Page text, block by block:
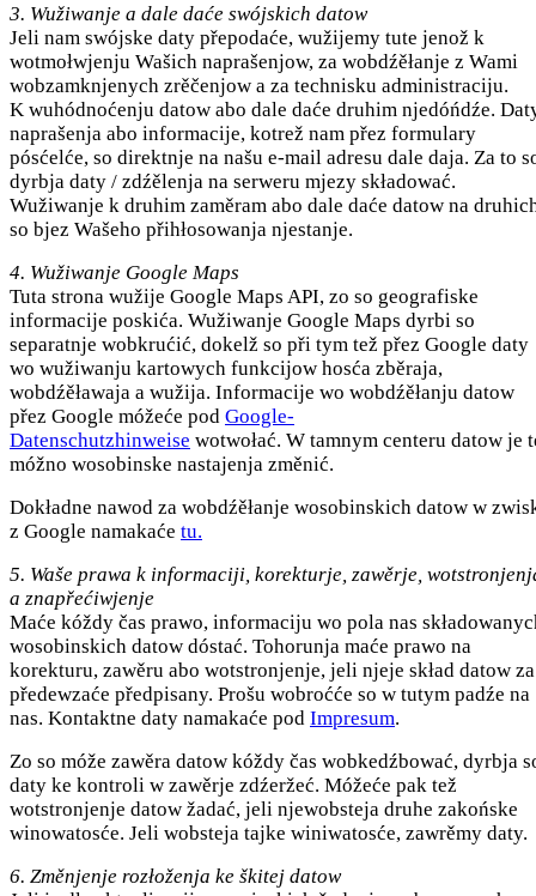
3. Wužiwanje a dale daće swójskich datow
Jeli nam swójske daty přepodaće, wužijemy tute jenož k
wotmołwjenju Wašich naprašenjow, za wobdźěłanje z Wami
wobzamknjenych zrěčenjow a za technisku administraciju.
K wuhódnoćenju datow abo dale daće druhim njedóńdźe.
naprašenja abo informacije, kotrež nam přez formulary
pósćelće, so direktnje na našu e-mail adresu dale daja. Za to
dyrbja daty / zdźělenja na serweru mjezy składować.
Wužiwanje k druhim zaměram abo dale daće datow na
so bjez Wašeho přihłosowanja njestanje.
4. Wužiwanje Google Maps
Tuta strona wužije Google Maps API, zo so geografiske
informacije poskića. Wužiwanje Google Maps dyrbi so
separatnje wobkrućić, dokelž so při tym tež přez Google daty
wo wužiwanju kartowych funkcijow hosća zběraja,
wobdźěławaja a wužija. Informacije wo wobdźěłanju datow
přez Google móžeće pod Google-
Datenschutzhinweise wotwołać. W tamnym centeru datow je
móžno wosobinske nastajenja změnić.
Dokładne nawod za wobdźěłanje wosobinskich datow w
z Google namakaće tu.
5. Waše prawa k informaciji, korekturje, zawěrje,
a znapřećiwjenje
Maće kóždy čas prawo, informaciju wo pola nas
wosobinskich datow dóstać. Tohorunja maće prawo na
korekturu, zawěru abo wotstronjenje, jeli njeje skład datow za
předewzaće předpisany. Prošu wobroćće so w tutym padźe na
nas. Kontaktne daty namakaće pod Impresum.
Zo so móže zawěra datow kóždy čas wobkedźbować, dyrbja
daty ke kontroli w zawěrje zdźeržeć. Móžeće pak tež
wotstronjenje datow žadać, jeli njewobsteja druhe zakońske
winowatosće. Jeli wobsteja tajke winiwatosće, zawrěmy daty.
6. Změnjenje rozłoženja ke škitej datow